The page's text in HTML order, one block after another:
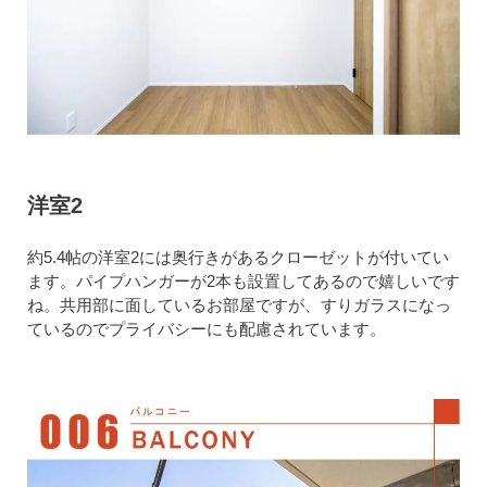
洋室2
約5.4帖の洋室2には奥行きがあるクローゼットが付いてい
ます。パイプハンガーが2本も設置してあるので嬉しいです
ね。共用部に面しているお部屋ですが、すりガラスになっ
ているのでプライバシーにも配慮されています。